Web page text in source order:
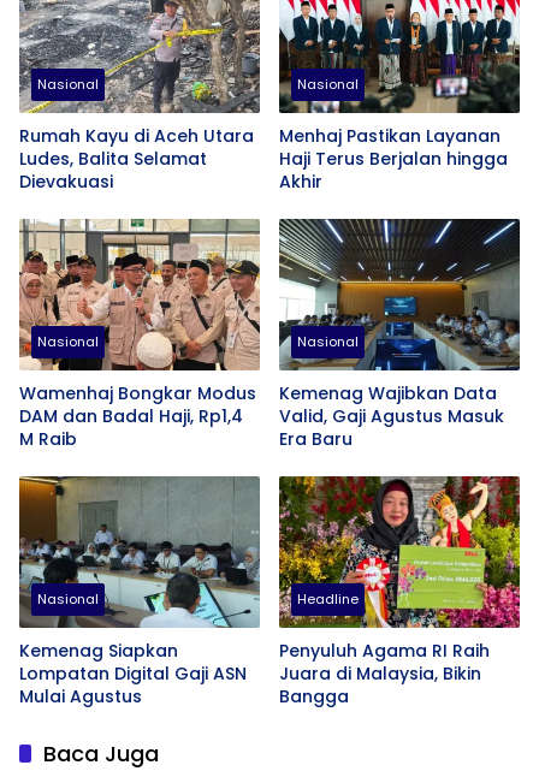
Nasional
Rumah Kayu di Aceh Utara
Ludes, Balita Selamat
Dievakuasi
Nasional
Menhaj Pastikan Layanan
Haji Terus Berjalan hingga
Akhir
Nasional
Wamenhaj Bongkar Modus
DAM dan Badal Haji, Rp1,4
M Raib
Nasional
Kemenag Wajibkan Data
Valid, Gaji Agustus Masuk
Era Baru
Nasional
Kemenag Siapkan
Lompatan Digital Gaji ASN
Mulai Agustus
Headline
Penyuluh Agama RI Raih
Juara di Malaysia, Bikin
Bangga
Baca Juga